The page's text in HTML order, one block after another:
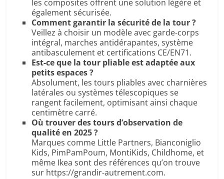
les composites offrent une solution légère et
également sécurisée.
Comment garantir la sécurité de la tour ?
Veillez à choisir un modèle avec garde-corps
intégral, marches antidérapantes, système
antibasculement et certifications CE/EN71.
Est-ce que la tour pliable est adaptée aux
petits espaces ?
Absolument, les tours pliables avec charnières
latérales ou systèmes télescopiques se
rangent facilement, optimisant ainsi chaque
centimètre carré.
Où trouver des tours d’observation de
qualité en 2025 ?
Marques comme Little Partners, Bianconiglio
Kids, PimPamPoum, MontiKids, Childhome, et
même Ikea sont des références qu’on trouve
sur https://grandir-autrement.com.